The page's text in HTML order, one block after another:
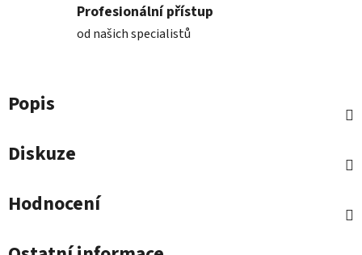
Profesionální přístup
od našich specialistů
Popis
Diskuze
Hodnocení